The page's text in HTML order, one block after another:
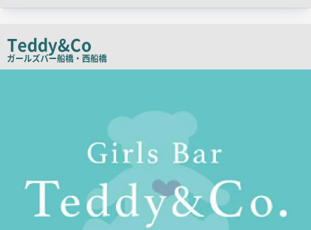
チ
ピ
ー
Teddy&Co
ガールズバー船橋・西船橋
店